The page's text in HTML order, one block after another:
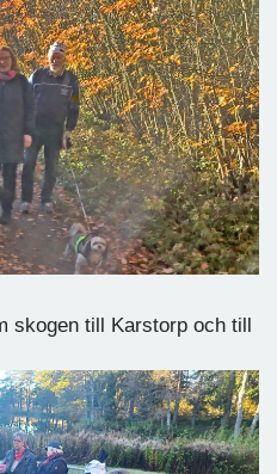
skogen till Karstorp och till